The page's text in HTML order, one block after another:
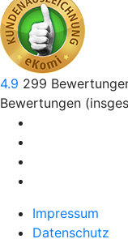
4.9 299
Bewertungen
Impressum
Datenschutz